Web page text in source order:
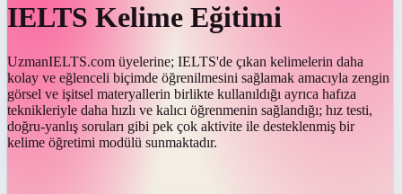
IELTS Kelime Eğitimi
UzmanIELTS.com üyelerine; IELTS'de çıkan kelimelerin daha
kolay ve eğlenceli biçimde öğrenilmesini sağlamak amacıyla zengin
görsel ve işitsel materyallerin birlikte kullanıldığı ayrıca hafıza
teknikleriyle daha hızlı ve kalıcı öğrenmenin sağlandığı; hız testi,
doğru-yanlış soruları gibi pek çok aktivite ile desteklenmiş bir
kelime öğretimi modülü sunmaktadır.